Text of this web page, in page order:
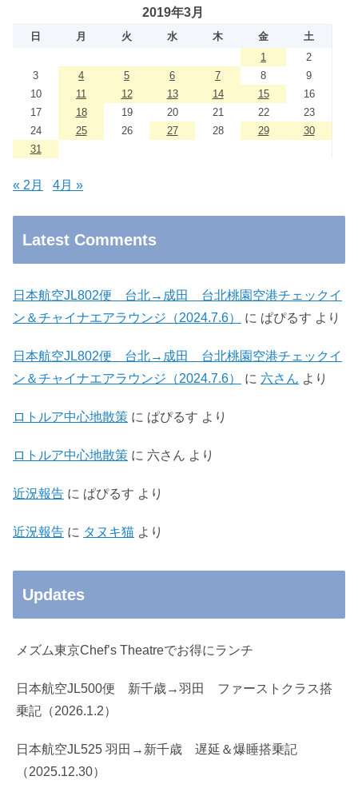
2019年3月
日 月 火 水 木 金
土
1
2
3
4 5 6 7 8
9
10
11 12 13 14 15
16
17
18 19 20 21 22
23
24
25 26 27 28 29
30
31
« 2月 4月 »
Latest Comments
日本航空JL802便 台北→成田 台北桃園空港チェックイ
ン＆チャイナエアラウンジ（2024.7.6）
に ぱぴるす より
日本航空JL802便 台北→成田 台北桃園空港チェックイ
ン＆チャイナエアラウンジ（2024.7.6）
に 六さん より
ロトルア中心地散策 に ぱぴるす より
ロトルア中心地散策 に 六さん より
近況報告 に ぱぴるす より
近況報告 に タヌキ猫 より
Updates
メズム東京Chef’s Theatreでお得にランチ
日本航空JL500便 新千歳→羽田 ファーストクラス搭
乗記（2026.1.2）
日本航空JL525 羽田→新千歳 遅延＆爆睡搭乗記
（2025.12.30）